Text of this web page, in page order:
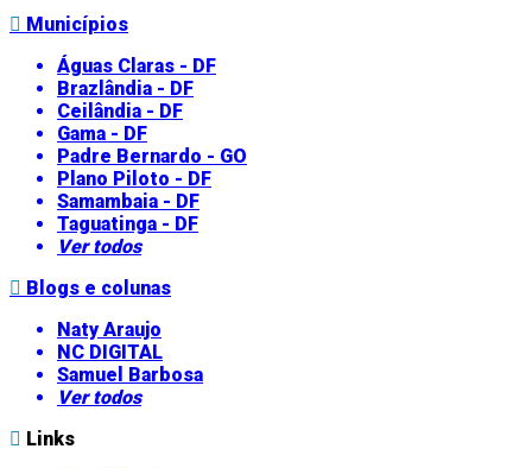
Municípios
Águas Claras - DF
Brazlândia - DF
Ceilândia - DF
Gama - DF
Padre Bernardo - GO
Plano Piloto - DF
Samambaia - DF
Taguatinga - DF
Ver todos
Blogs e colunas
Naty Araujo
NC DIGITAL
Samuel Barbosa
Ver todos
Links